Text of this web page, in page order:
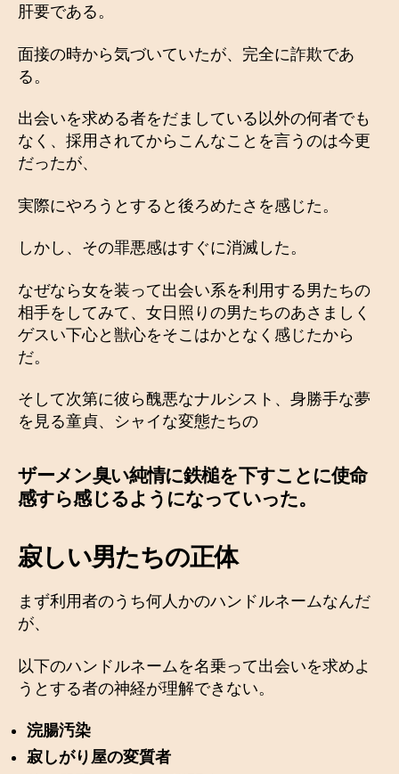
肝要である。
面接の時から気づいていたが、完全に詐欺であ
る。
出会いを求める者をだましている以外の何者でも
なく、採用されてからこんなことを言うのは今更
だったが、
実際にやろうとすると後ろめたさを感じた。
しかし、その罪悪感はすぐに消滅した。
なぜなら女を装って出会い系を利用する男たちの
相手をしてみて、女日照りの男たちのあさましく
ゲスい下心と獣心をそこはかとなく感じたから
だ。
そして次第に彼ら醜悪なナルシスト、身勝手な夢
を見る童貞、シャイな変態たちの
ザーメン臭い純情に鉄槌を下すことに使命
感すら感じるようになっていった。
寂しい男たちの正体
まず利用者のうち何人かのハンドルネームなんだ
が、
以下のハンドルネームを名乗って出会いを求めよ
うとする者の神経が理解できない。
浣腸汚染
寂しがり屋の変質者